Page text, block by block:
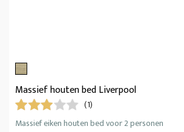
Massief houten bed Liverpool
(1)
Massief eiken houten bed voor 2 personen